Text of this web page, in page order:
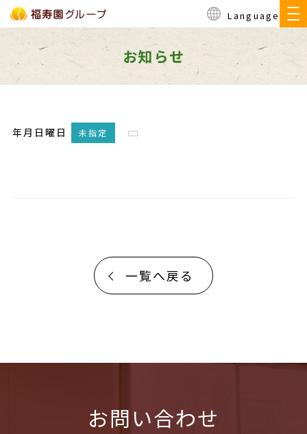
Language
お知らせ
年月日曜日 未指定
一覧へ戻る
お問い合わせ